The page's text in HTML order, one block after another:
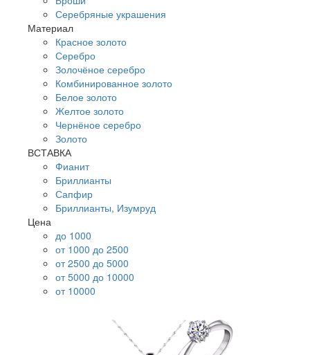
Серебряные украшения
Материал
Красное золото
Серебро
Золочёное серебро
Комбинированное золото
Белое золото
Желтое золото
Чернёное серебро
Золото
ВСТАВКА
Фианит
Бриллианты
Сапфир
Бриллианты, Изумруд
Цена
до 1000
от 1000 до 2500
от 2500 до 5000
от 5000 до 10000
от 10000